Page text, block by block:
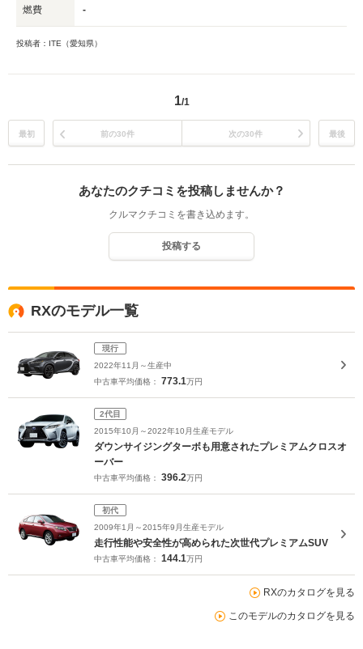
燃費 -
投稿者：ITE（愛知県）
1/1
最初 前の30件 次の30件 最後
あなたのクチコミを投稿しませんか？
クルマクチコミを書き込めます。
投稿する
RXのモデル一覧
現行
2022年11月～生産中
中古車平均価格： 773.1万円
2代目
2015年10月～2022年10月生産モデル
ダウンサイジングターボも用意されたプレミアムクロスオ
ーバー
中古車平均価格： 396.2万円
初代
2009年1月～2015年9月生産モデル
走行性能や安全性が高められた次世代プレミアムSUV
中古車平均価格： 144.1万円
RXのカタログを見る
このモデルのカタログを見る